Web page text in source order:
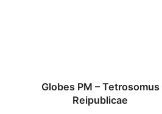
Globes PM – Tetrosomus
Reipublicae